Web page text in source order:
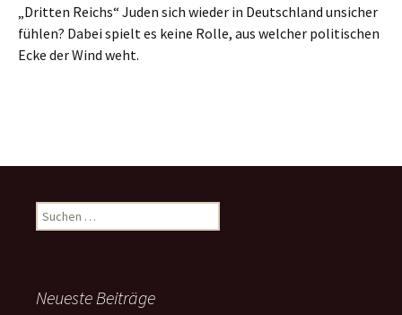
„Dritten Reichs“ Juden sich wieder in Deutschland unsicher
fühlen? Dabei spielt es keine Rolle, aus welcher politischen
Ecke der Wind weht.
Suchen
nach:
Neueste Beiträge